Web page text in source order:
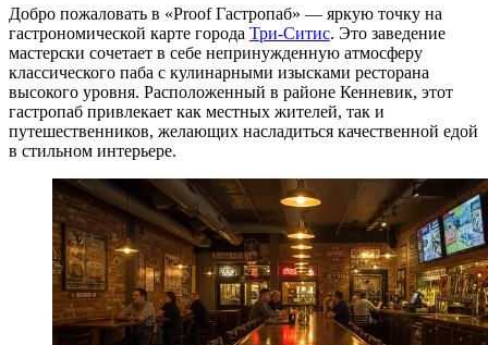
Добро пожаловать в «Proof Гастропаб» — яркую точку на
гастрономической карте города Три-Ситис. Это заведение
мастерски сочетает в себе непринужденную атмосферу
классического паба с кулинарными изысками ресторана
высокого уровня. Расположенный в районе Кенневик, этот
гастропаб привлекает как местных жителей, так и
путешественников, желающих насладиться качественной едой
в стильном интерьере.